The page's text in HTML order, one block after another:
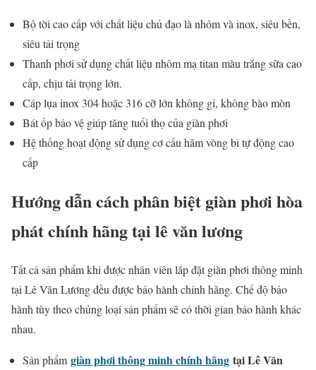
Bộ tời cao cấp với chất liệu chủ đạo là nhôm và inox, siêu bền,
siêu tải trọng
Thanh phơi sử dụng chất liệu nhôm mạ titan màu trắng sữa cao
cấp, chịu tải trọng lớn.
Cáp lụa inox 304 hoặc 316 cỡ lớn không gỉ, không bào mòn
Bát ốp bảo vệ giúp tăng tuổi thọ của giàn phơi
Hệ thống hoạt động sử dụng cơ cấu hãm vòng bi tự động cao
cấp
Hướng dẫn cách phân biệt giàn phơi hòa
phát chính hãng tại lê văn lương
Tất cả sản phẩm khi được nhân viên lắp đặt giàn phơi thông minh
tại Lê Văn Lương đều được bảo hành chính hãng. Chế độ bảo
hành tùy theo chủng loại sản phẩm sẽ có thời gian bảo hành khác
nhau.
Sản phẩm giàn phơi thông minh chính hãng tại Lê Văn